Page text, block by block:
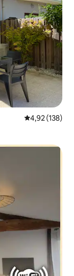
5 üzerinden
4,92 (138)